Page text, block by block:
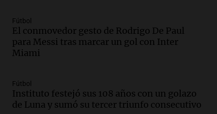
Episodios
Audio.La historia de la servilleta que
firmó Jorge Messi para el primer
contrato de Leo con Barcelona
Audio.Joan Gaspart: "Sin Jorge, no sé si
Messi hubiera llegado adonde llegó"
Fútbol
El conmovedor gesto de Rodrigo De Paul
para Messi tras marcar un gol con Inter
Miami
Fútbol
Instituto festejó sus 108 años con un golazo
de Luna y sumó su tercer triunfo consecutivo